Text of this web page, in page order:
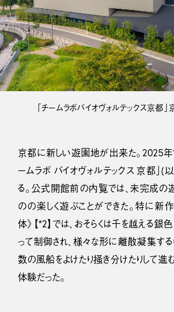
「チームラボバイオヴォルテックス京都
京都に新しい遊園地が出来た。2025年
ームラボ バイオヴォルテックス 京都」(以
る。公式開館前の内覧では、未完成の
のの楽しく遊ぶことができた。特に新
体》【*2】では、おそらくは千を越える
って制御され、様々な形に離散凝集する
数の風船をよけたり掻き分けたりして進
体験だった。